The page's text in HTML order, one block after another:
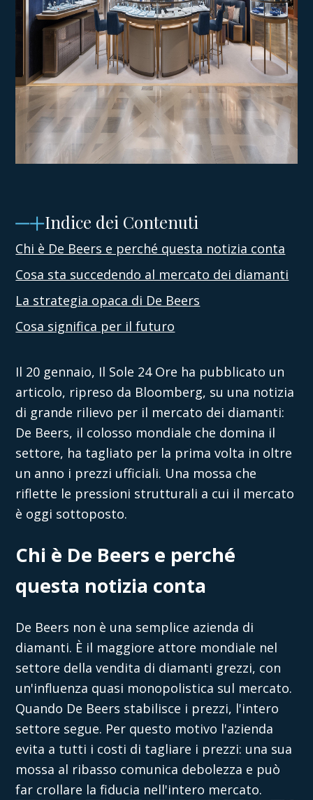
Indice dei Contenuti
Chi è De Beers e perché questa notizia conta
Cosa sta succedendo al mercato dei diamanti
La strategia opaca di De Beers
Cosa significa per il futuro
Il 20 gennaio, Il Sole 24 Ore ha pubblicato un
articolo, ripreso da Bloomberg, su una notizia
di grande rilievo per il mercato dei diamanti:
De Beers, il colosso mondiale che domina il
settore, ha tagliato per la prima volta in oltre
un anno i prezzi ufficiali. Una mossa che
riflette le pressioni strutturali a cui il mercato
è oggi sottoposto.
Chi è De Beers e perché
questa notizia conta
De Beers non è una semplice azienda di
diamanti. È il maggiore attore mondiale nel
settore della vendita di diamanti grezzi, con
un'influenza quasi monopolistica sul mercato.
Quando De Beers stabilisce i prezzi, l'intero
settore segue. Per questo motivo l'azienda
evita a tutti i costi di tagliare i prezzi: una sua
mossa al ribasso comunica debolezza e può
far crollare la fiducia nell'intero mercato.